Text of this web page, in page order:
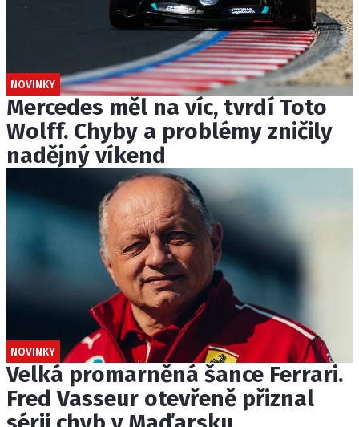
NOVINKY
Mercedes měl na víc, tvrdí Toto
Wolff. Chyby a problémy zničily
nadějný víkend
NOVINKY
Velká promarněná šance Ferrari.
Fred Vasseur otevřeně přiznal